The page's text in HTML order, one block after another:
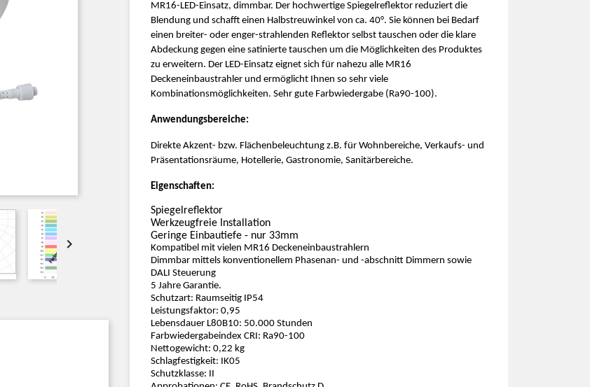

MR16-LED-Einsatz, dimmbar. Der hochwertige Spiegelreflektor reduziert die
Blendung und schafft einen Halbstreuwinkel von ca. 40°. Sie können bei Bedarf
einen breiter- oder enger-strahlenden Reflektor selbst tauschen oder die klare
Abdeckung gegen eine satinierte tauschen um die Möglichkeiten des Produktes
zu erweitern. Der LED-Einsatz eignet sich für nahezu alle MR16
Deckeneinbaustrahler und ermöglicht Ihnen so sehr viele
Kombinationsmöglichkeiten. Sehr gute Farbwiedergabe (Ra90-100).
Anwendungsbereiche:
Direkte Akzent- bzw. Flächenbeleuchtung z.B. für Wohnbereiche, Verkaufs- und
Präsentationsräume, Hotellerie, Gastronomie, Sanitärbereiche.
Eigenschaften:
Spiegelreflektor
Werkzeugfreie Installation
Geringe Einbautiefe - nur 33mm
Kompatibel mit vielen MR16 Deckeneinbaustrahlern
Dimmbar mittels konventionellem Phasenan- und -abschnitt Dimmern sowie
DALI Steuerung
5 Jahre Garantie.
Schutzart: Raumseitig IP54
Leistungsfaktor: 0,95
Lebensdauer L80B10: 50.000 Stunden
Farbwiedergabeindex CRI: Ra90-100
Nettogewicht: 0,22 kg
Schlagfestigkeit: IK05
Schutzklasse: II